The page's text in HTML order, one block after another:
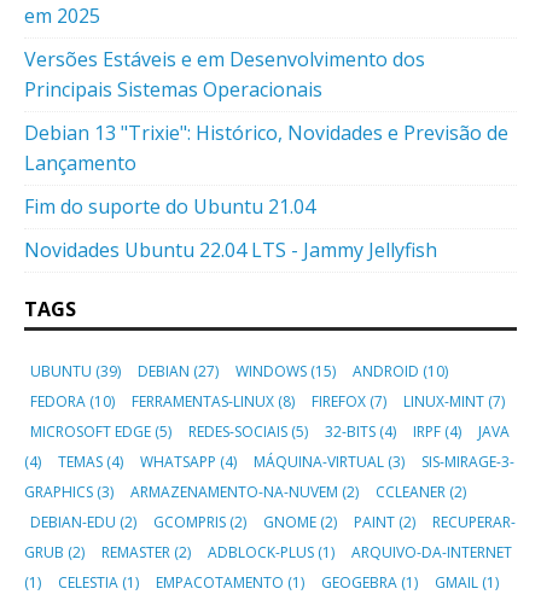
em 2025
Versões Estáveis e em Desenvolvimento dos
Principais Sistemas Operacionais
Debian 13 "Trixie": Histórico, Novidades e Previsão de
Lançamento
Fim do suporte do Ubuntu 21.04
Novidades Ubuntu 22.04 LTS - Jammy Jellyfish
TAGS
UBUNTU (39) DEBIAN (27) WINDOWS (15) ANDROID (10)
FEDORA (10) FERRAMENTAS-LINUX (8) FIREFOX (7) LINUX-MINT (7)
MICROSOFT EDGE (5) REDES-SOCIAIS (5) 32-BITS (4) IRPF (4)
JAVA
(4)
TEMAS (4) WHATSAPP (4) MÁQUINA-VIRTUAL (3)
SIS-MIRAGE-3-
GRAPHICS (3) ARMAZENAMENTO-NA-NUVEM (2) CCLEANER (2)
DEBIAN-EDU (2) GCOMPRIS (2) GNOME (2) PAINT (2)
RECUPERAR-
GRUB (2) REMASTER (2) ADBLOCK-PLUS (1)
ARQUIVO-DA-INTERNET
(1)
CELESTIA (1) EMPACOTAMENTO (1) GEOGEBRA (1) GMAIL (1)